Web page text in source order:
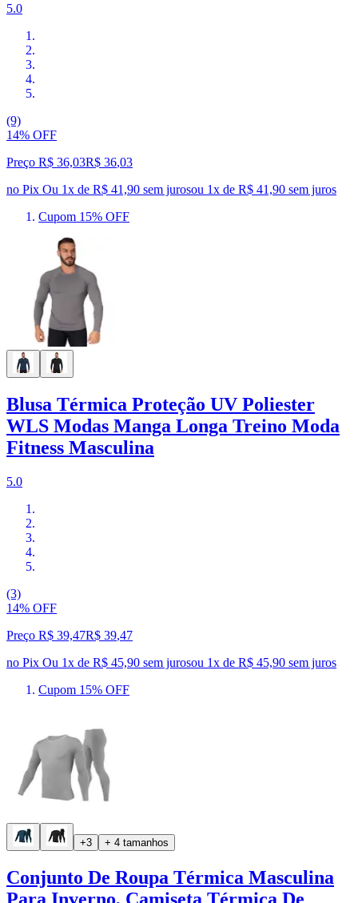
5.0
(9)
14% OFF
Preço R$ 36,03R$ 36,03
no Pix Ou 1x de R$ 41,90 sem jurosou 1x de R$ 41,90 sem juros
Cupom 15% OFF
Blusa Térmica Proteção UV Poliester
WLS Modas Manga Longa Treino Moda
Fitness Masculina
5.0
(3)
14% OFF
Preço R$ 39,47R$ 39,47
no Pix Ou 1x de R$ 45,90 sem jurosou 1x de R$ 45,90 sem juros
Cupom 15% OFF
+3 + 4 tamanhos
Conjunto De Roupa Térmica Masculina
Para Inverno, Camiseta Térmica De